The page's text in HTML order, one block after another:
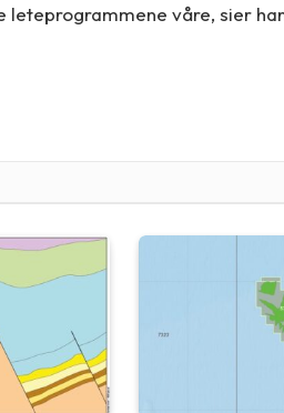
våre, sier